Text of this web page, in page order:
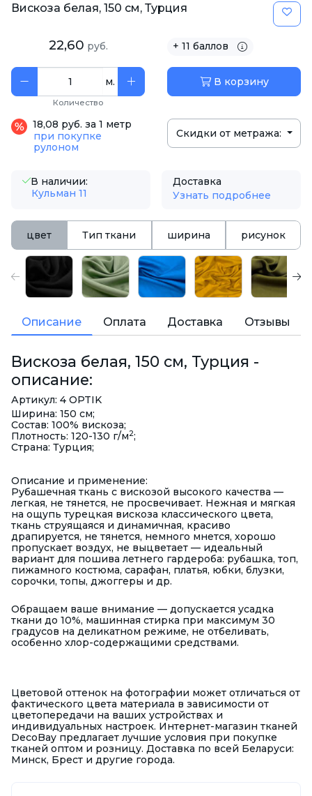
Вискоза белая, 150 см, Турция
22,60 руб. + 11 баллов
м.
Количество
В корзину
18,08 руб. за 1 метр
при покупке
рулоном
Скидки от метража:
В наличии:
Кульман 11
Доставка
Узнать подробнее
цвет Тип ткани ширина рисунок
Описание Оплата Доставка Отзывы
Вискоза белая, 150 см, Турция -
описание:
Артикул: 4 OPTIK
Ширина: 150 см;
Состав: 100% вискоза;
Плотность: 120-130 г/м2;
Страна: Турция;
Описание и применение:
Рубашечная ткань с вискозой высокого качества —
легкая, не тянется, не просвечивает. Нежная и мягкая
на ощупь турецкая вискоза классического цвета,
ткань струящаяся и динамичная, красиво
драпируется, не тянется, немного мнется, хорошо
пропускает воздух, не выцветает — идеальный
вариант для пошива летнего гардероба: рубашка, топ,
пижамного костюма, сарафан, платья, юбки, блузки,
сорочки, топы, джоггеры и др.
Обращаем ваше внимание — допускается усадка
ткани до 10%, машинная стирка при максимум 30
градусов на деликатном режиме, не отбеливать,
особенно хлор-содержащими средствами.
Цветовой оттенок на фотографии может отличаться от
фактического цвета материала в зависимости от
цветопередачи на ваших устройствах и
индивидуальных настроек. Интернет-магазин тканей
DecoBay предлагает лучшие условия при покупке
тканей оптом и розницу. Доставка по всей Беларуси:
Минск, Брест и другие города.